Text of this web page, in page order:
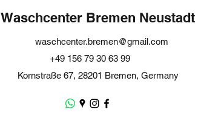
Waschcenter Bremen Neustadt
waschcenter.bremen@gmail.com
+49 156 79 30 63 99
Kornstraße 67, 28201 Bremen, Germany